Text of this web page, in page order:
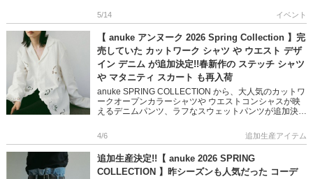
5/14 イベント
【 anuke アンヌーク 2026 Spring Collection 】完
売していた カットワーク シャツ や ウエスト デザ
イン デニム が追加決定!!春新作の ステッチ シャツ
や マタニティ スカート も再入荷
anuke SPRING COLLECTION から、大人気のカットワ
ークオープンカラーシャツや ウエストコンシャスが映
えるデニムパンツ、ラフなスウェットパンツが追加決
[…]
4/6 追加生産アイテム
追加生産決定!!【 anuke 2026 SPRING
COLLECTION 】昨シーズンも人気だった コーデ